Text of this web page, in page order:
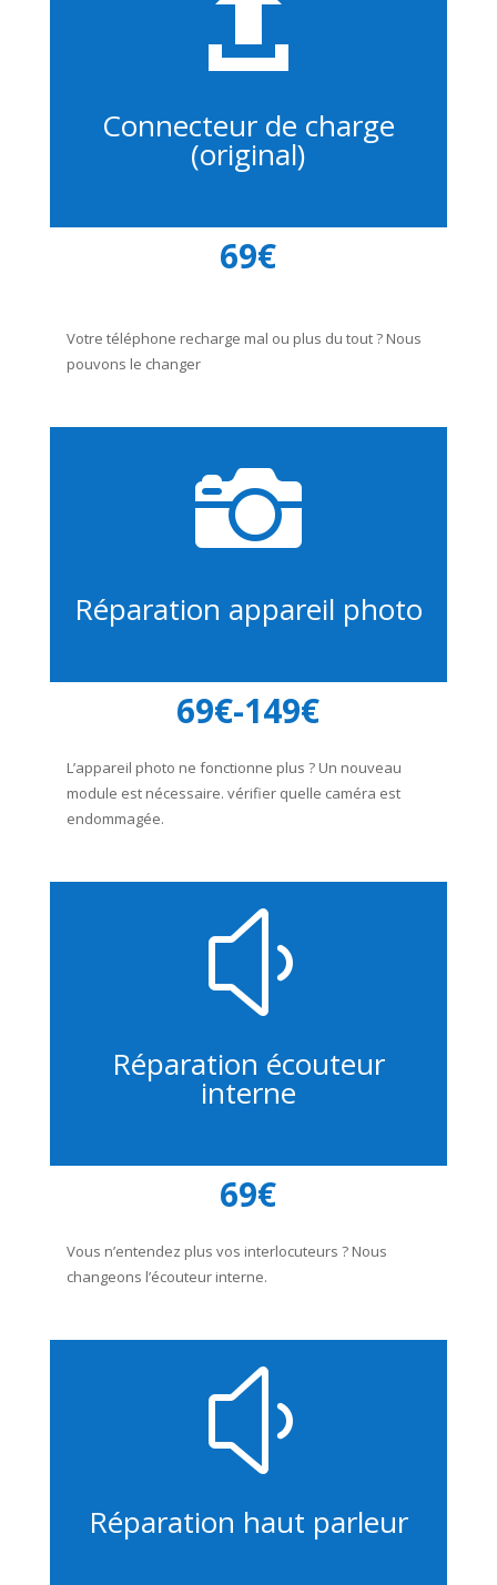

Connecteur de charge
(original)
69€
Votre téléphone recharge mal ou plus du tout ? Nous
pouvons le changer

Réparation appareil photo
69€-149€
L’appareil photo ne fonctionne plus ? Un nouveau
module est nécessaire. vérifier quelle caméra est
endommagée.
y
Réparation écouteur
interne
69€
Vous n’entendez plus vos interlocuteurs ? Nous
changeons l’écouteur interne.
y
Réparation haut parleur